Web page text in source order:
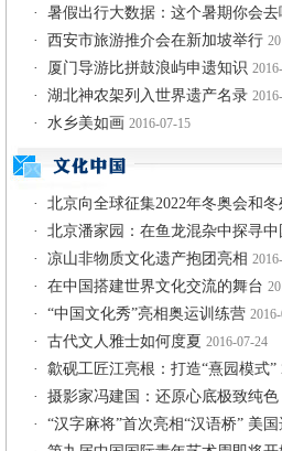
· 暑假出行大数据：这个暑期你会去
· 西安市旅游推介会在新加坡举行
· 厦门导游比拼鼓浪屿申遗知识
· 湖北神农架列入世界遗产名录
· 水乡美如画 2016-07-15
· 北京向全球征集2022年冬奥会和
· 北京潘家园：在鱼龙混杂中探寻中
· 凉山非物质文化遗产抱团亮相
· 在中国搭建世界文化交流的舞台
· “中国文化秀”亮相奥运训练营
· 古代文人雅士如何度夏 2016-07-24
· 歙砚工匠江亮根：打造“熹园模式”
· 摄影家冯建国：还原心底极致纯色
· “汉字麻将”首次亮相“汉语桥” 美